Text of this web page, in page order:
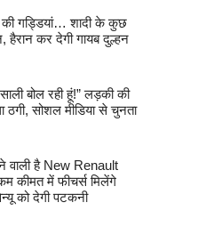
गड्डियां… शादी के कुछ
हैरान कर देगी गायब दुल्हन
बोल रही हूं!” लड़की की
सोशल मीडिया से चुनता
वाली है New Renault
कीमत में फीचर्स मिलेंगे
को देगी पटकनी